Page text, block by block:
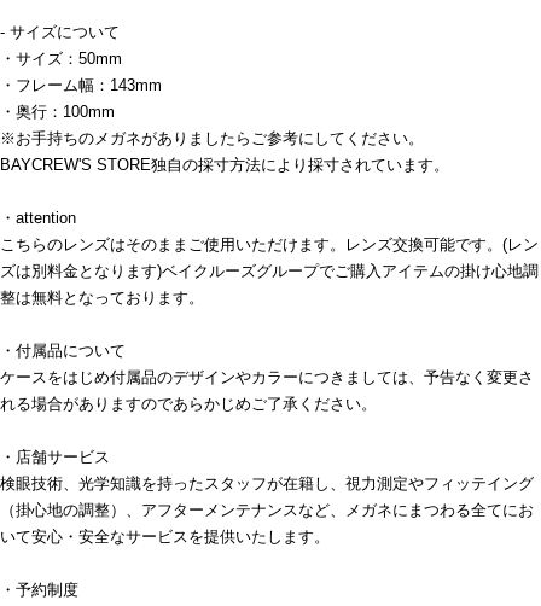
- サイズについて
・サイズ：50mm
・フレーム幅：143mm
・奥行：100mm
※お手持ちのメガネがありましたらご参考にしてください。
BAYCREW'S STORE独自の採寸方法により採寸されています。
・attention
こちらのレンズはそのままご使用いただけます。レンズ交換可能です。(レン
ズは別料金となります)ベイクルーズグループでご購入アイテムの掛け心地調
整は無料となっております。
・付属品について
ケースをはじめ付属品のデザインやカラーにつきましては、予告なく変更さ
れる場合がありますのであらかじめご了承ください。
・店舗サービス
検眼技術、光学知識を持ったスタッフが在籍し、視力測定やフィッテイング
（掛心地の調整）、アフターメンテナンスなど、メガネにまつわる全てにお
いて安心・安全なサービスを提供いたします。
・予約制度